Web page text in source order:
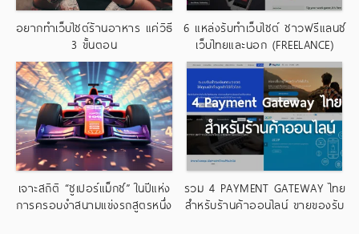
อยากทำเว็บไซต์ร้านอาหาร แค่วิธี
3 ขั้นตอน
6 แหล่งรับทำเว็บไซต์ ชาวฟรีแลนซ์
เว็บไทยและนอก (FREELANCE)
เจาะสถิติ “ซูเปอร์แม็กซ์” ในปีแห่ง
การครอบงำสนามแข่งรถสูตรหนึ่ง
รวม 4 PAYMENT GATEWAY ไทย
สำหรับร้านค้าออนไลน์ ขายของรับ